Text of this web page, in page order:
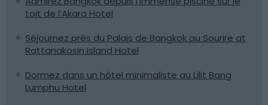
toit de l’Akara Hotel
Séjournez près du Palais de Bangkok au Sourire at
Rattanakosin Island Hotel
Dormez dans un hôtel minimaliste au Lilit Bang
Lumphu Hotel